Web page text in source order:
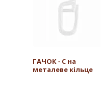
ГАЧОК - С на
металеве кільце